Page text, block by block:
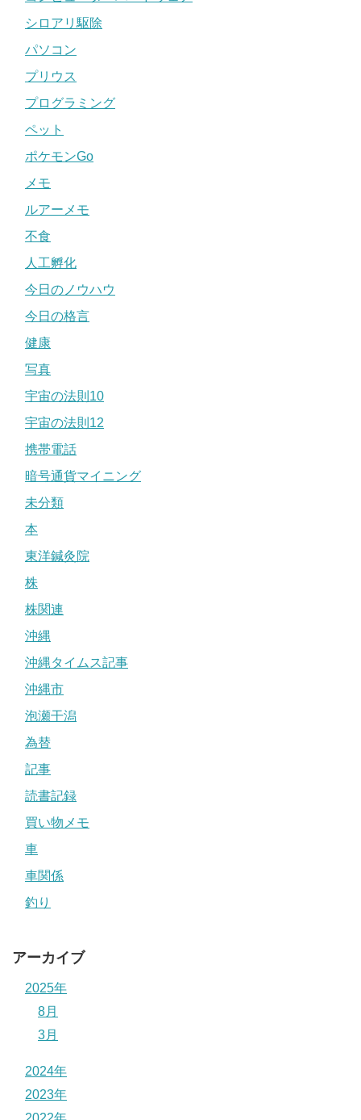
シロアリ駆除
パソコン
プリウス
プログラミング
ペット
ポケモンGo
メモ
ルアーメモ
不食
人工孵化
今日のノウハウ
今日の格言
健康
写真
宇宙の法則10
宇宙の法則12
携帯電話
暗号通貨マイニング
未分類
本
東洋鍼灸院
株
株関連
沖縄
沖縄タイムス記事
沖縄市
泡瀬干潟
為替
記事
読書記録
買い物メモ
車
車関係
釣り
アーカイブ
2025年
8月
3月
2024年
2023年